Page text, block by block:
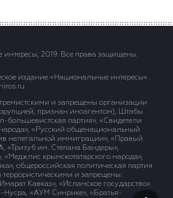
2019. Все права защищены.
издание «Национальные интересы» .
и запрещены организации
признан иноагентом), Штабы
большевистская партия», «Свидетели
«Русский общенациональный
нелегальной иммиграции», «Правый
«Тризуб им. Степана Бандеры»,
крымскотатарского народа»,
общероссийская политическая партия
и запрещены:
Кавказ», «Исламское государство»
«АУМ Синрике», «Братья-